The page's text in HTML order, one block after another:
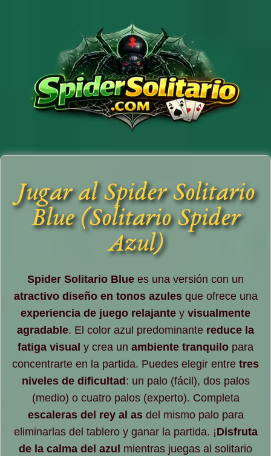
Jugar al Spider Solitario
Blue (Solitario Spider
Azul)
Spider Solitario Blue es una versión con un
atractivo diseño en tonos azulesque ofrece una
experiencia de juego relajante y visualmente
agradable. El color azul predominante reduce la
fatiga visual y crea un ambiente tranquilo para
concentrarte en la partida. Puedes elegir entre tres
niveles de dificultad : un palo (fácil), dos palos
(medio) o cuatro palos (experto). Completa
escaleras del rey al asdel mismo palo para
eliminarlas del tablero y ganar la partida. ¡Disfruta
de la calma del azul mientras juegas al solitario